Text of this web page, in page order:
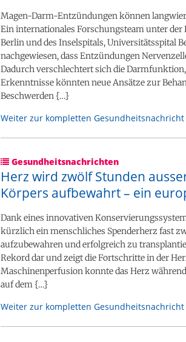
Magen-Darm-Entzündungen können
Ein internationales Forschungsteam unter
Berlin und des Inselspitals, Universitätsspital
nachgewiesen, dass Entzündungen
Dadurch verschlechtert sich die
Erkenntnisse könnten neue Ansätze zur
Beschwerden {…}
Weiter zur kompletten
Gesundheitsnachrichten
Herz wird zwölf Stunden
Körpers aufbewahrt – ein
Dank eines innovativen
kürzlich ein menschliches Spenderherz fast
aufzubewahren und erfolgreich zu
Rekord dar und zeigt die Fortschritte in der
Maschinenperfusion konnte das Herz
auf dem {…}
Weiter zur kompletten